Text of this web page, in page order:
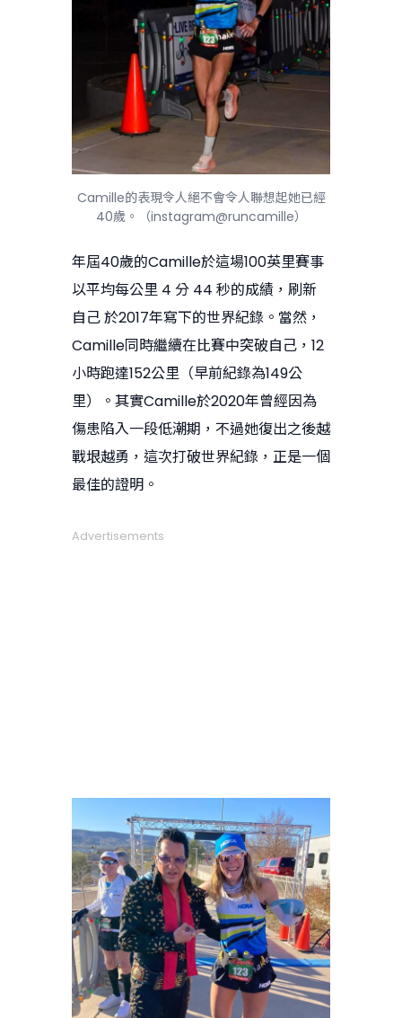
Camille的表現令人絕不會令人聯想起她已經
40歲。（instagram@runcamille）
年屆40歲的Camille於這場100英里賽事
以平均每公里 4 分 44 秒的成績，刷新
自己 於2017年寫下的世界紀錄。當然，
Camille同時繼續在比賽中突破自己，12
小時跑達152公里（早前紀錄為149公
里）。其實Camille於2020年曾經因為
傷患陷入一段低潮期，不過她復出之後越
戰垠越勇，這次打破世界紀錄，正是一個
最佳的證明。
Advertisements